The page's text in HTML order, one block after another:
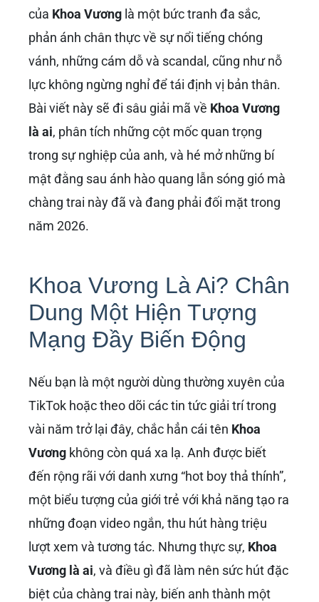
của Khoa Vương là một bức tranh đa sắc,
phản ánh chân thực về sự nổi tiếng chóng
vánh, những cám dỗ và scandal, cũng như nỗ
lực không ngừng nghỉ để tái định vị bản thân.
Bài viết này sẽ đi sâu giải mã về Khoa Vương
là ai, phân tích những cột mốc quan trọng
trong sự nghiệp của anh, và hé mở những bí
mật đằng sau ánh hào quang lẫn sóng gió mà
chàng trai này đã và đang phải đối mặt trong
năm 2026.
Khoa Vương Là Ai? Chân
Dung Một Hiện Tượng
Mạng Đầy Biến Động
Nếu bạn là một người dùng thường xuyên của
TikTok hoặc theo dõi các tin tức giải trí trong
vài năm trở lại đây, chắc hẳn cái tên Khoa
Vương không còn quá xa lạ. Anh được biết
đến rộng rãi với danh xưng “hot boy thả thính”,
một biểu tượng của giới trẻ với khả năng tạo ra
những đoạn video ngắn, thu hút hàng triệu
lượt xem và tương tác. Nhưng thực sự, Khoa
Vương là ai, và điều gì đã làm nên sức hút đặc
biệt của chàng trai này, biến anh thành một